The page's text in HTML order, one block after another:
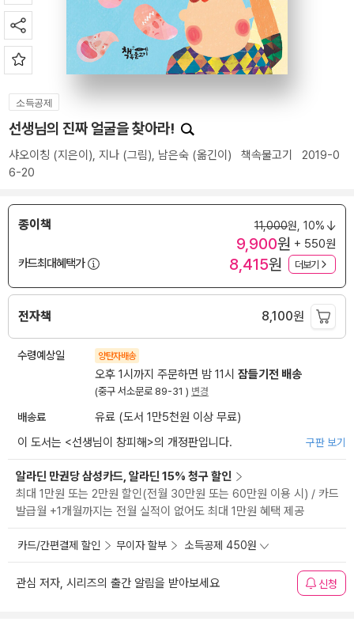
소득공제
선생님의 진짜 얼굴을 찾아라!
샤오이칭 (지은이), 지나 (그림), 남은숙 (옮긴이) 책속물고기
2019-0
6-20
종이책 11,000원, 10%
9,900원 + 550원
카드최대혜택가
8,415원 더보기
전자책 8,100원
수령예상일 양탄자배송
오후 1시까지 주문하면 밤 11시 잠들기전 배송
(중구 서소문로 89-31 ) 변경
배송료
유료 (도서 1만5천원 이상 무료)
이 도서는 <선생님이 창피해>의 개정판입니다. 구판 보기
알라딘 만권당 삼성카드, 알라딘 15% 청구 할인
최대 1만원 또는 2만원 할인(전월 30만원 또는 60만원 이용 시) / 카드
발급월 +1개월까지는 전월 실적이 없어도 최대 1만원 혜택 제공
카드/간편결제 할인 무이자 할부 소득공제 450원
관심 저자, 시리즈의 출간 알림을 받아보세요 신청